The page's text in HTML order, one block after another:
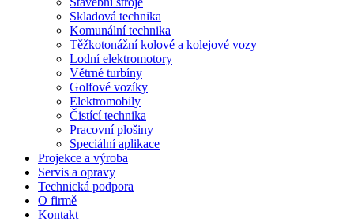
Skladová technika
Komunální technika
Těžkotonážní kolové a kolejové vozy
Lodní elektromotory
Větrné turbíny
Golfové vozíky
Elektromobily
Čistící technika
Pracovní plošiny
Speciální aplikace
Projekce a výroba
Servis a opravy
Technická podpora
O firmě
Kontakt